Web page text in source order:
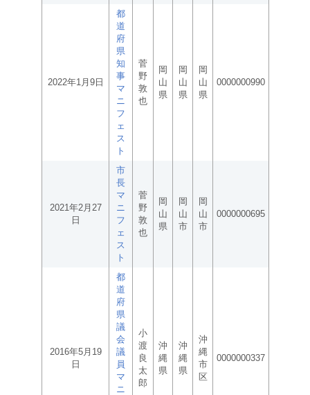
2022年1月9日
都
道
府
県
知
事
マ
ニ
フ
ェ
ス
ト
菅
野
敦
也
岡
山
県
岡
山
県
岡
山
県
0000000990
2021年2月27
日
市
長
マ
ニ
フ
ェ
ス
ト
菅
野
敦
也
岡
山
県
岡
山
市
岡
山
市
0000000695
2016年5月19
日
都
道
府
県
議
会
議
員
マ
ニ
小
渡
良
太
郎
沖
縄
県
沖
縄
県
沖
縄
市
区
0000000337